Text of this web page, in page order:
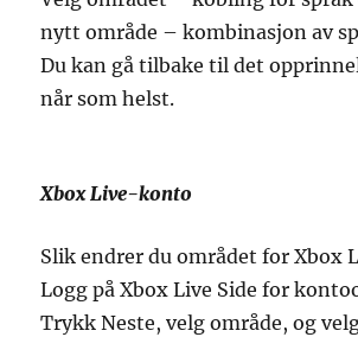
nytt område – kombinasjon av
Du kan gå tilbake til det
når som helst.
Xbox Live-konto
Slik endrer du området for Xbox
Logg på Xbox Live Side for
Trykk Neste, velg område, og